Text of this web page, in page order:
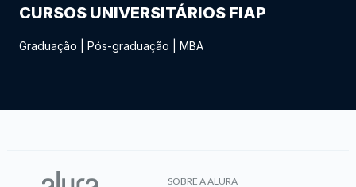
CURSOS UNIVERSITÁRIOS FIAP
Graduação Pós-graduação MBA
SOBRE A ALURA